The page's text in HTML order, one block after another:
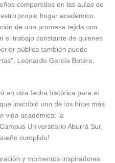
compartidos en las aulas de
propio hogar académico.
de una promesa tejida con
el trabajo constante de quienes
pública también puede
Leonardo García Botero,
en otra fecha histórica para el
inscribió uno de los hitos más
vida académica: la
Universitario Aburrá Sur,
cumplido!
y momentos inspiradores